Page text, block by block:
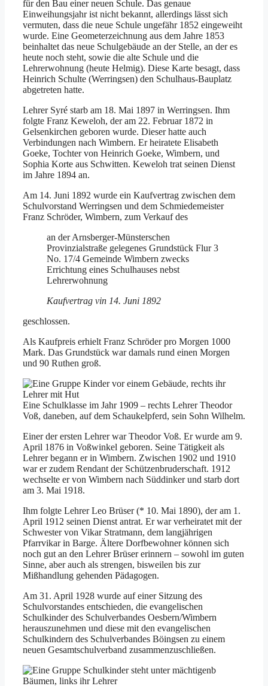
für den Bau einer neuen Schule. Das genaue
Einweihungsjahr ist nicht bekannt, allerdings lässt sich
vermuten, dass die neue Schule ungefähr 1852 eingeweiht
wurde. Eine Geometerzeichnung aus dem Jahre 1853
beinhaltet das neue Schulgebäude an der Stelle, an der es
heute noch steht, sowie die alte Schule und die
Lehrerwohnung (heute Helmig). Diese Karte besagt, dass
Heinrich Schulte (Werringsen) den Schulhaus-Bauplatz
abgetreten hatte.
Lehrer Syré starb am 18. Mai 1897 in Werringsen. Ihm
folgte Franz Keweloh, der am 22. Februar 1872 in
Gelsenkirchen geboren wurde. Dieser hatte auch
Verbindungen nach Wimbern. Er heiratete Elisabeth
Goeke, Tochter von Heinrich Goeke, Wimbern, und
Sophia Korte aus Schwitten. Keweloh trat seinen Dienst
im Jahre 1894 an.
Am 14. Juni 1892 wurde ein Kaufvertrag zwischen dem
Schulvorstand Werringsen und dem Schmiedemeister
Franz Schröder, Wimbern, zum Verkauf des
an der Arnsberger-Münsterschen
Provinzialstraße gelegenes Grundstück Flur 3
No. 17/4 Gemeinde Wimbern zwecks
Errichtung eines Schulhauses nebst
Lehrerwohnung
Kaufvertrag vin 14. Juni 1892
geschlossen.
Als Kaufpreis erhielt Franz Schröder pro Morgen 1000
Mark. Das Grundstück war damals rund einen Morgen
und 90 Ruthen groß.
Eine Schulklasse im Jahr 1909 – rechts Lehrer Theodor
Voß, daneben, auf dem Schaukelpferd, sein Sohn Wilhelm.
Einer der ersten Lehrer war Theodor Voß. Er wurde am 9.
April 1876 in Voßwinkel geboren. Seine Tätigkeit als
Lehrer begann er in Wimbern. Zwischen 1902 und 1910
war er zudem Rendant der Schützenbruderschaft. 1912
wechselte er von Wimbern nach Süddinker und starb dort
am 3. Mai 1918.
Ihm folgte Lehrer Leo Brüser (* 10. Mai 1890), der am 1.
April 1912 seinen Dienst antrat. Er war verheiratet mit der
Schwester von Vikar Stratmann, dem langjährigen
Pfarrvikar in Barge. Ältere Dorfbewohner können sich
noch gut an den Lehrer Brüser erinnern – sowohl im guten
Sinne, aber auch als strengen, bisweilen bis zur
Mißhandlung gehenden Pädagogen.
Am 31. April 1928 wurde auf einer Sitzung des
Schulvorstandes entschieden, die evangelischen
Schulkinder des Schulverbandes Oesbern/Wimbern
herauszunehmen und diese mit den evangelischen
Schulkindern des Schulverbandes Böingsen zu einem
neuen Gesamtschulverband zusammenzuschließen.